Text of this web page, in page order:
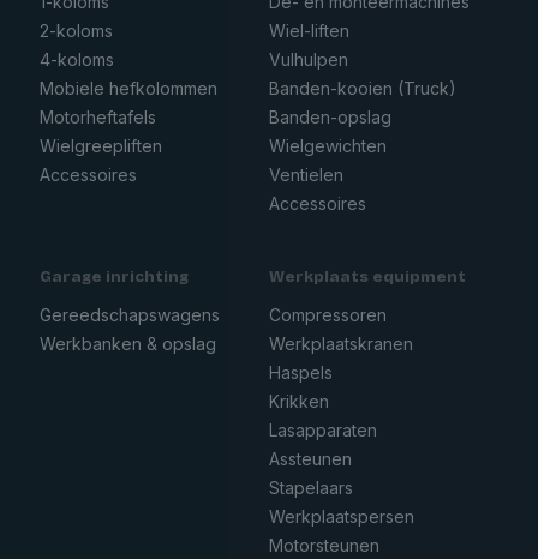
2-koloms
4-koloms
Mobiele hefkolommen
Motorheftafels
Wielgreepliften
Accessoires
Wiel-liften
Vulhulpen
Banden-kooien (Truck)
Banden-opslag
Wielgewichten
Ventielen
Accessoires
Garage inrichting
Gereedschapswagens
Werkbanken & opslag
Werkplaats equipment
Compressoren
Werkplaatskranen
Haspels
Krikken
Lasapparaten
Assteunen
Stapelaars
Werkplaatspersen
Motorsteunen